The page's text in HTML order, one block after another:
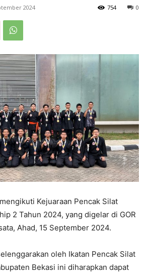
2024 0
754
Kejuaraan Pencak Silat
2 Tahun 2024, yang digelar di GOR
Ahad, 15 September 2024.
oleh Ikatan Pencak Silat
Bekasi ini diharapkan dapat